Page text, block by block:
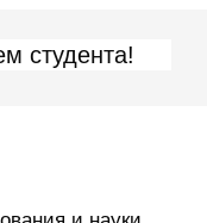
студента!